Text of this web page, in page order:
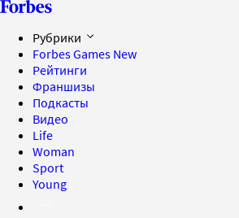
Рубрики
Forbes Games New
Рейтинги
Франшизы
Подкасты
Видео
Life
Woman
Sport
Young